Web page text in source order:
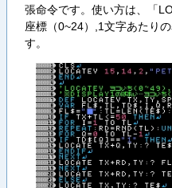
張命令です。使い方は、「
座標（0~24）,1文字あたり
す。